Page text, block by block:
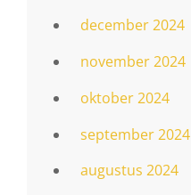
december 2024
november 2024
oktober 2024
september 2024
augustus 2024